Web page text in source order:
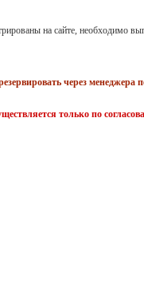
на сайте, необходимо
через менеджера
только по